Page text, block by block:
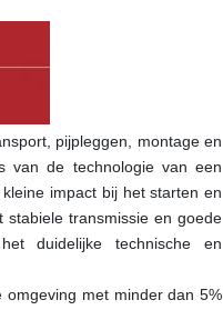
pijpleggen, montage en
van de technologie van een
impact bij het starten en
stabiele transmissie en goede
duidelijke technische en
met minder dan 5%